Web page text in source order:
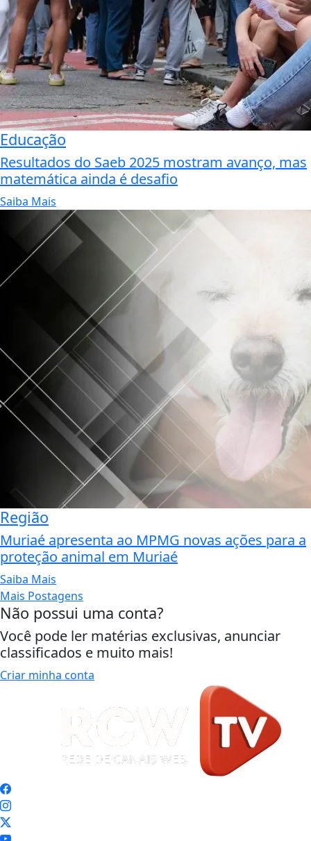
Educação
Resultados do Saeb 2025 mostram avanço, mas
matemática ainda é desafio
Saiba Mais
Região
Muriaé apresenta ao MPMG novas ações para a
proteção animal em Muriaé
Saiba Mais
Mais Postagens
Não possui uma conta?
Você pode ler matérias exclusivas, anunciar
classificados e muito mais!
Criar minha conta